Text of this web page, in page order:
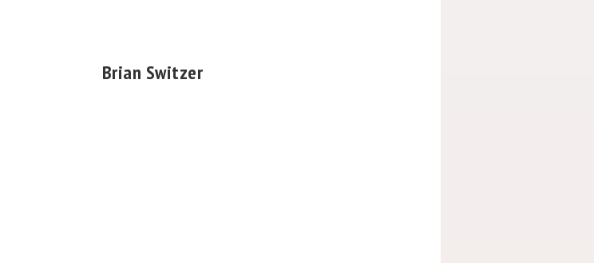
Brian Switzer